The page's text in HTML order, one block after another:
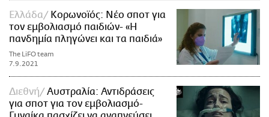
Ελλάδα
Κορωνοϊός: Νέο σποτ για
τον εμβολιασμό παιδιών- «Η
πανδημία πληγώνει και τα παιδιά»
The LiFO team
7.9.2021
Διεθνή
Αυστραλία: Αντιδράσεις
για σποτ για τον εμβολιασμό-